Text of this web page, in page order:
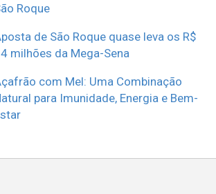
Roque
de São Roque quase leva os R$
milhões da Mega-Sena
com Mel: Uma Combinação
para Imunidade, Energia e Bem-